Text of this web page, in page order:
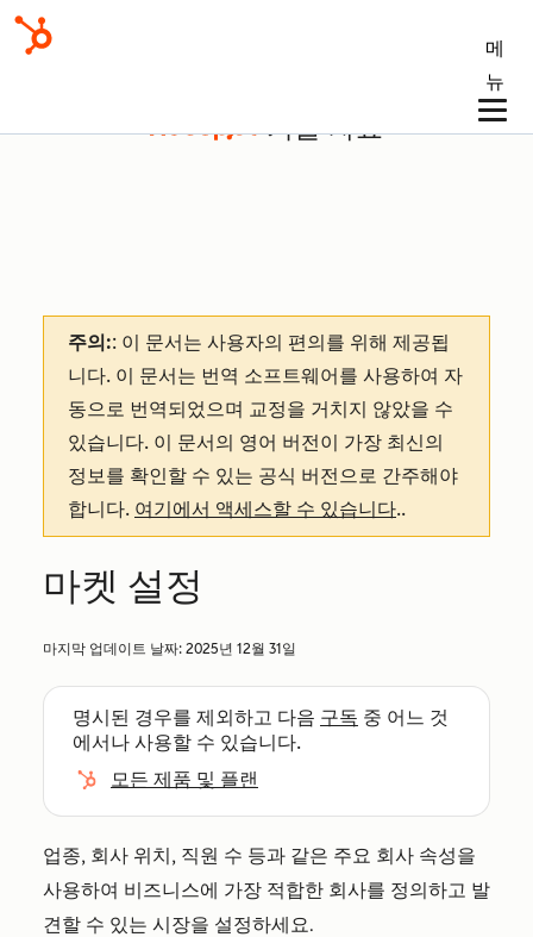
메
뉴
기술 자료
주의:: 이 문서는 사용자의 편의를 위해 제공됩
니다. 이 문서는 번역 소프트웨어를 사용하여 자
동으로 번역되었으며 교정을 거치지 않았을 수
있습니다. 이 문서의 영어 버전이 가장 최신의
정보를 확인할 수 있는 공식 버전으로 간주해야
합니다. 여기에서 액세스할 수 있습니다..
마켓 설정
마지막 업데이트 날짜: 2025년 12월 31일
명시된 경우를 제외하고 다음 구독 중 어느 것
에서나 사용할 수 있습니다.
모든 제품 및 플랜
업종, 회사 위치, 직원 수 등과 같은 주요 회사 속성을
사용하여 비즈니스에 가장 적합한 회사를 정의하고 발
견할 수 있는 시장을 설정하세요.